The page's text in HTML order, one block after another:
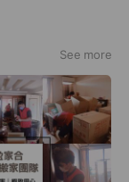
庭、分享給每
們能將服務觸
See more